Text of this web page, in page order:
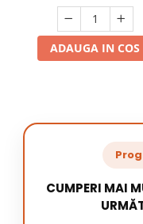
ADAUGA IN COS
CUMPERI MAI